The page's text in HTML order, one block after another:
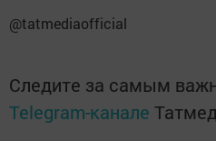
@tatmediaofficial
Следите за самым
Telegram-канале